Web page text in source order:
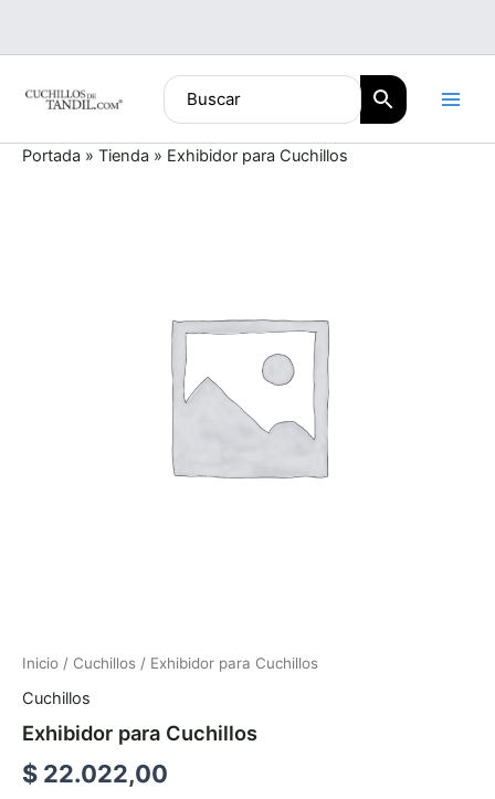
contenido
Portada » Tienda » Exhibidor para Cuchillos
Inicio / Cuchillos / Exhibidor para Cuchillos
Cuchillos
Exhibidor para Cuchillos
$ 22.022,00